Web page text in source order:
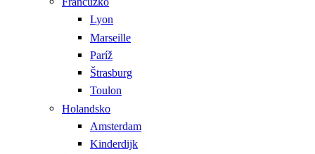
Lyon
Marseille
Paríž
Štrasburg
Toulon
Holandsko
Amsterdam
Kinderdijk